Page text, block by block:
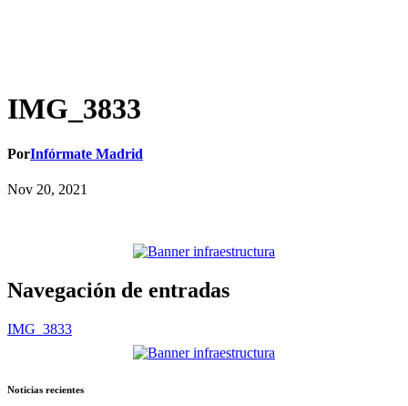
IMG_3833
PorInfórmate Madrid
Nov 20, 2021
Navegación de entradas
IMG_3833
Noticias recientes